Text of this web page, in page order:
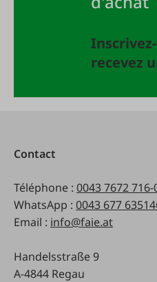
recevez
Contact
Téléphone : 0043 7672 716-
WhatsApp : 0043 677
Email : info@faie.at
Handelsstraße 9
A-4844 Regau